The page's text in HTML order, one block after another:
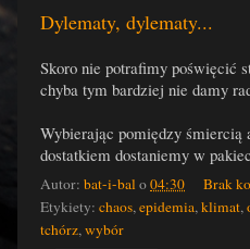
Dylematy, dylematy...
Skoro nie potrafimy poświęcić
chyba tym bardziej nie damy
Wybierając pomiędzy
dostatkiem dostaniemy w
Autor: bat-i-balo04:30
Brak
Etykiety: chaos,epidemia,klimat,
tchórz,wybór